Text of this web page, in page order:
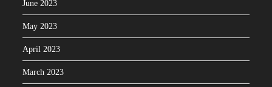
June 2023
May 2023
April 2023
March 2023